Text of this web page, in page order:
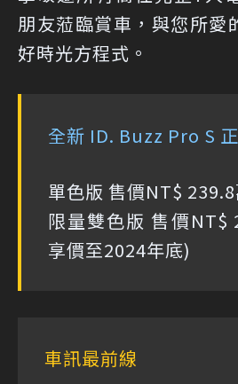
朋友蒞臨賞車，與您所愛
好時光方程式。
全新 ID. Buzz Pro S
單色版 售價NT$
限量雙色版 售價NT$
享價至2024年底)
車訊最前線